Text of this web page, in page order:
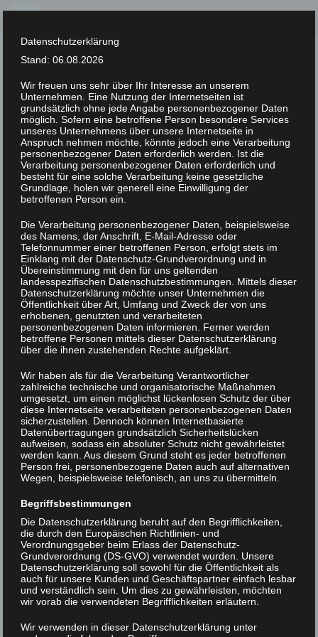
Skip
content
XLAB STIFTUNG
UNCATEGORIZED / 20. MÄRZ 2023
DSC07872
DSC07872
Beitrags-
Navigation
< DSC07870 DSC07876 >
Datenschutzerklärung
Stand: 06.08.2026
Wir freuen uns sehr über Ihr Interesse an unserem
Unternehmen. Eine Nutzung der Internetseiten ist
grundsätzlich ohne jede Angabe personenbezogener Daten
möglich. Sofern eine betroffene Person besondere Services
unseres Unternehmens über unsere Internetseite in
Anspruch nehmen möchte, könnte jedoch eine Verarbeitung
personenbezogener Daten erforderlich werden. Ist die
Verarbeitung personenbezogener Daten erforderlich und
besteht für eine solche Verarbeitung keine gesetzliche
Grundlage, holen wir generell eine Einwilligung der
betroffenen Person ein.
Die Verarbeitung personenbezogener Daten, beispielsweise
des Namens, der Anschrift, E-Mail-Adresse oder
Telefonnummer einer betroffenen Person, erfolgt stets im
Einklang mit der Datenschutz-Grundverordnung und in
Übereinstimmung mit den für uns geltenden
landesspezifischen Datenschutzbestimmungen. Mittels dieser
Datenschutzerklärung möchte unser Unternehmen die
Öffentlichkeit über Art, Umfang und Zweck der von uns
erhobenen, genutzten und verarbeiteten
personenbezogenen Daten informieren. Ferner werden
betroffene Personen mittels dieser Datenschutzerklärung
über die ihnen zustehenden Rechte aufgeklärt.
Wir haben als für die Verarbeitung Verantwortlicher
zahlreiche technische und organisatorische Maßnahmen
umgesetzt, um einen möglichst lückenlosen Schutz der über
diese Internetseite verarbeiteten personenbezogenen Daten
sicherzustellen. Dennoch können Internetbasierte
Datenübertragungen grundsätzlich Sicherheitslücken
aufweisen, sodass ein absoluter Schutz nicht gewährleistet
werden kann. Aus diesem Grund steht es jeder betroffenen
Person frei, personenbezogene Daten auch auf alternativen
Wegen, beispielsweise telefonisch, an uns zu übermitteln.
Begriffsbestimmungen
Die Datenschutzerklärung beruht auf den Begrifflichkeiten,
die durch den Europäischen Richtlinien- und
Verordnungsgeber beim Erlass der Datenschutz-
Grundverordnung (DS-GVO) verwendet wurden. Unsere
Datenschutzerklärung soll sowohl für die Öffentlichkeit als
auch für unsere Kunden und Geschäftspartner einfach lesbar
und verständlich sein. Um dies zu gewährleisten, möchten
wir vorab die verwendeten Begrifflichkeiten erläutern.
Wir verwenden in dieser Datenschutzerklärung unter